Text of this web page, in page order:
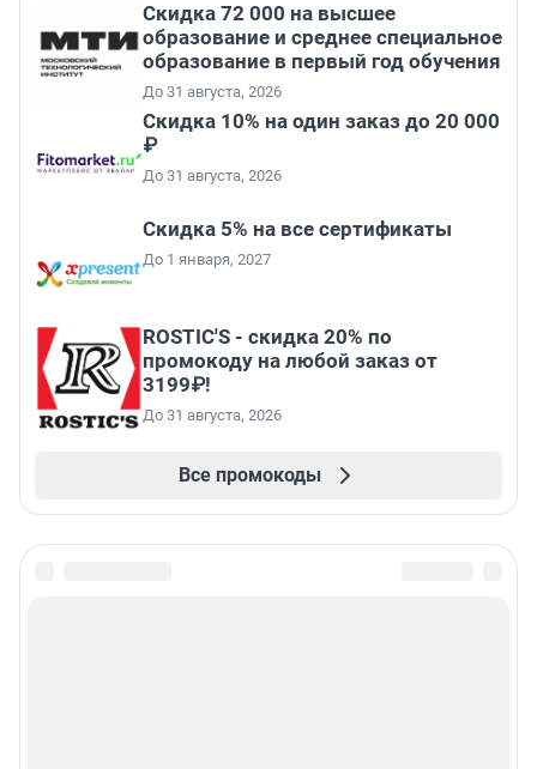
Скидка 72 000 на высшее
образование и среднее специальное
образование в первый год обучения
До 31 августа, 2026
Скидка 10% на один заказ до 20 000
₽
До 31 августа, 2026
Скидка 5% на все сертификаты
До 1 января, 2027
ROSTIC'S - скидка 20% по
промокоду на любой заказ от
3199₽!
До 31 августа, 2026
Все промокоды